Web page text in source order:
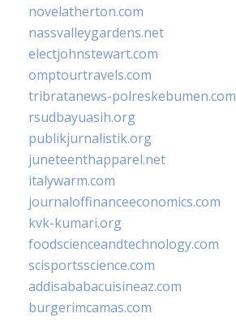
novelatherton.com
nassvalleygardens.net
electjohnstewart.com
omptourtravels.com
tribratanews-polreskebumen.com
rsudbayuasih.org
publikjurnalistik.org
juneteenthapparel.net
italywarm.com
journaloffinanceeconomics.com
kvk-kumari.org
foodscienceandtechnology.com
scisportsscience.com
addisababacuisineaz.com
burgerimcamas.com